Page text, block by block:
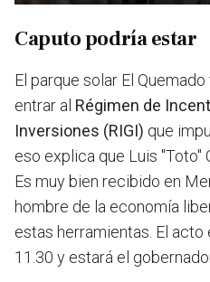
Caputo podría estar
El parque solar El
entrar al Régimen de
Inversiones (RIGI) que
eso explica que Luis "Toto"
Es muy bien recibido en
hombre de la economía
estas herramientas. El
11.30 y estará el